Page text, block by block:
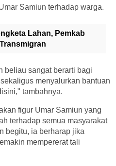
Samiun terhadap warga.
Lahan, Pemkab
beliau sangat berarti bagi
menyalurkan bantuan
tambahnya.
figur Umar Samiun yang
terhadap semua masyarakat
begitu, ia berharap jika
mempererat tali